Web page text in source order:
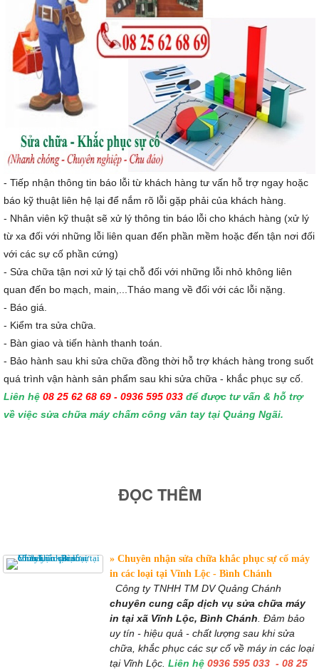
- Tiếp nhận thông tin báo lỗi từ khách hàng tư vấn hỗ trợ ngay hoặc
báo kỹ thuật liên hệ lại để nắm rõ lỗi gặp phải của khách hàng.
- Nhân viên kỹ thuật sẽ xử lý thông tin báo lỗi cho khách hàng (xử lý
từ xa đối với những lỗi liên quan đến phần mềm hoặc đến tận nơi đối
với các sự cố phần cứng)
- Sửa chữa tận nơi xử lý tại chỗ đối với những lỗi nhỏ không liên
quan đến bo mạch, main,...Tháo mang về đối với các lỗi nặng.
- Báo giá.
- Kiểm tra sửa chữa.
- Bàn giao và tiến hành thanh toán.
- Bảo hành sau khi sửa chữa đồng thời hỗ trợ khách hàng trong suốt
quá trình vận hành sản phẩm sau khi sửa chữa - khắc phục sự cố.
Liên hệ 08 25 62 68 69 - 0936 595 033 để được tư vấn & hỗ trợ
về việc sửa chữa máy chấm công vân tay tại Quảng Ngãi.
ĐỌC THÊM
Chuyên nhận sửa chữa khắc phục sự cố máy
in các loại tại Vĩnh Lộc - Bình Chánh
Công ty TNHH TM DV Quảng Chánh
chuyên cung cấp dịch vụ sửa chữa máy
in tại xã Vĩnh Lộc, Bình Chánh . Đảm bảo
uy tín - hiệu quả - chất lượng sau khi sửa
chữa, khắc phục các sự cố về máy in các loại
tại Vĩnh Lộc. Liên hệ0936 595 033 - 08 25